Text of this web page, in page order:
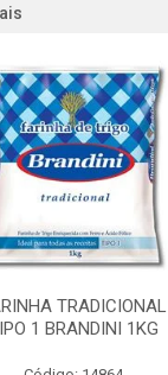
TRADICIONAL
1 BRANDINI 1KG